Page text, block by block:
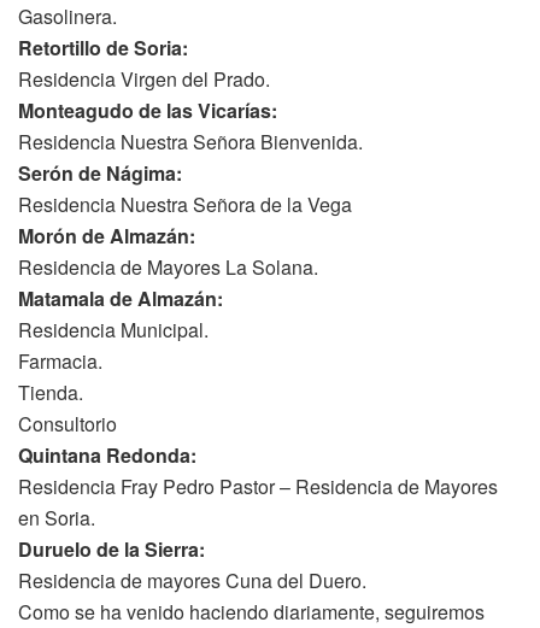
Gasolinera.
Retortillo de Soria:
Residencia Virgen del Prado.
Monteagudo de las Vicarías:
Residencia Nuestra Señora Bienvenida.
Serón de Nágima:
Residencia Nuestra Señora de la Vega
Morón de Almazán:
Residencia de Mayores La Solana.
Matamala de Almazán:
Residencia Municipal.
Farmacia.
Tienda.
Consultorio
Quintana Redonda:
Residencia Fray Pedro Pastor – Residencia de Mayores
en Soria.
Duruelo de la Sierra:
Residencia de mayores Cuna del Duero.
Como se ha venido haciendo diariamente, seguiremos